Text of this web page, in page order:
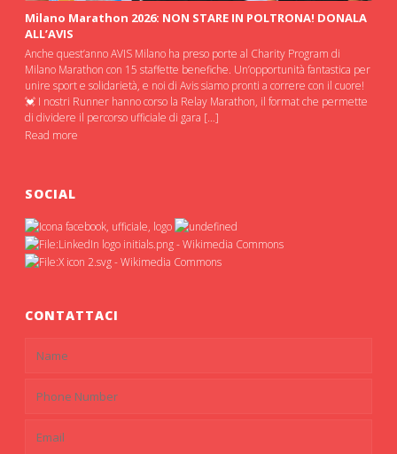
Milano Marathon 2026: NON STARE IN POLTRONA! DONALA
ALL’AVIS
Anche quest’anno AVIS Milano ha preso porte al Charity Program di
Milano Marathon con 15 staffette benefiche. Un’opportunità fantastica per
unire sport e solidarietà, e noi di Avis siamo pronti a correre con il cuore!
💓 I nostri Runner hanno corso la Relay Marathon, il format che permette
di dividere il percorso ufficiale di gara […]
Read more
SOCIAL
CONTATTACI